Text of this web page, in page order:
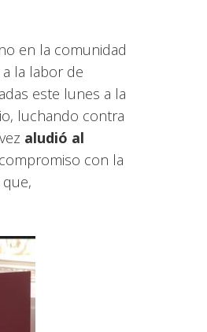
en la comunidad
la labor de
este lunes a la
luchando contra
aludió al
con la